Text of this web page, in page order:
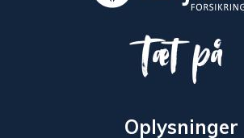
Tæt på
Oplysninger